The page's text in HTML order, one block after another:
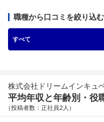
職種から口コミを絞り込む
すべて
株式会社ドリームインキュ
平均年収と年齢別・役
（投稿者数：正社員2人）